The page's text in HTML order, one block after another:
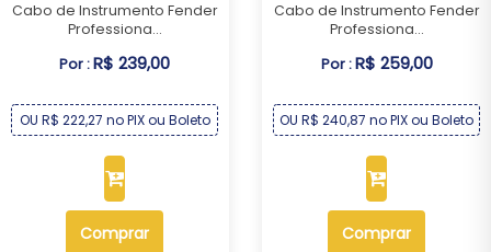
Cabo de Instrumento Fender
Professiona...
Por :R$ 239,00
OU R$ 222,27 no PIX ou Boleto
Comprar
Cabo de Instrumento Fender
Professiona...
Por :R$ 259,00
OU R$ 240,87 no PIX ou Boleto
Comprar